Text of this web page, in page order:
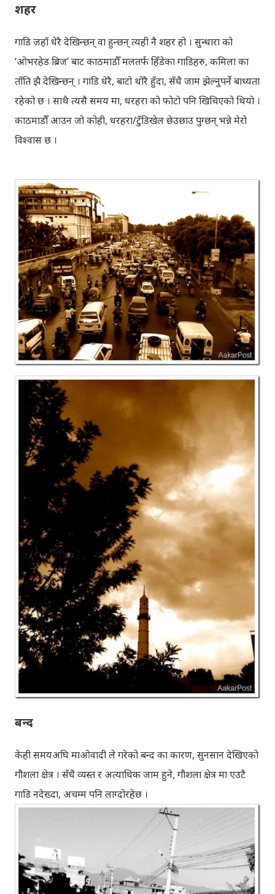
शहर
गाडि जहाँ धेरै देखिन्छन् वा हुन्छन् त्यही नै शहर हो । सुन्धारा को
‘ओभरहेड ब्रिज’ बाट काठमाडौँ मलतर्फ हिँडेका गाडिहरु, कमिला का
ताँति झै देखिन्छन् । गाडि धेरै, बाटो थोरै हुँदा, सँधै जाम झेल्नुपर्ने बाध्यता
रहेको छ । साथै त्यसै समय मा, धरहरा को फोटो पनि खिचिएको थियो ।
काठमाडौँ आउन जो कोही, धरहरा/टुँडिखेल छेउछाउ पुग्छन् भन्ने मेरो
विश्वास छ ।
बन्द
केही समयअघि माओवादी ले गरेको बन्द का कारण, सुनसान देखिएको
गौशला क्षेत्र । सँधै व्यस्त र अत्याधिक जाम हुने, गौशला क्षेत्र मा एउटै
गाडि नदेख्दा, अचम्म पनि लाग्दोरहेछ ।